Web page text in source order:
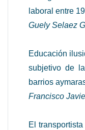
laboral entre
Guely Selaez
Educación
subjetivo de
barrios
Francisco
El